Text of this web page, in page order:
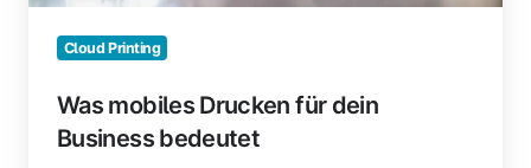
Cloud Printing
Was mobiles Drucken für dein
Business bedeutet